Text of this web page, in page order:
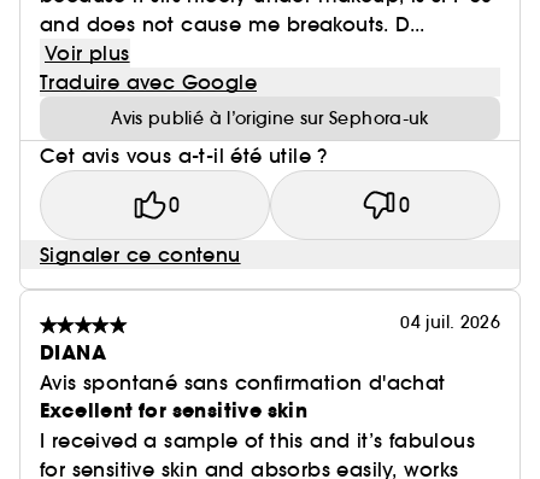
and does not cause me breakouts. D...
Voir plus
Traduire avec Google
Avis publié à l’origine sur Sephora-uk
Cet avis vous a-t-il été utile ?
0 0
Signaler ce contenu
04 juil. 2026
DIANA
Avis spontané sans confirmation d'achat
Excellent for sensitive skin
I received a sample of this and it’s fabulous
for sensitive skin and absorbs easily, works